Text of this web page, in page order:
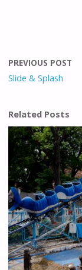
PREVIOUS POST
Slide & Splash
Related Posts